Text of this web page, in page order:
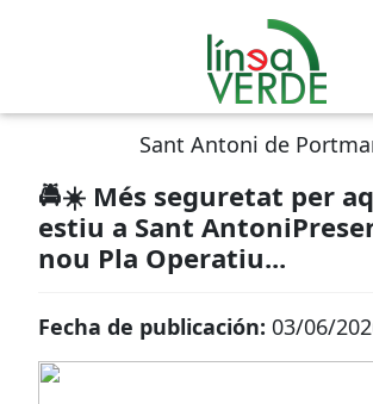
Sant Antoni de
🚔☀️ Més seguretat per
estiu a Sant
nou Pla Operatiu...
Fecha de publicación: 03/06/